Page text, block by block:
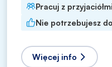
Pracuj z przyjaciółmi
Nie potrzebujesz
Więcej info